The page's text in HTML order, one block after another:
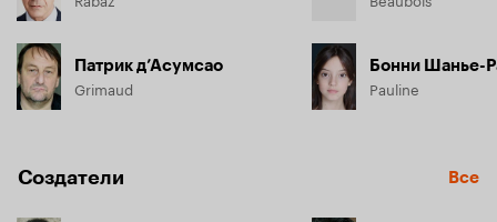
Патрик д’Асумсао
Grimaud
Бонни Шанье-
Pauline
Создатели Все